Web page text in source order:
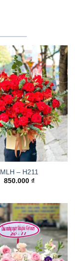
MLH – H211
850.000 ₫